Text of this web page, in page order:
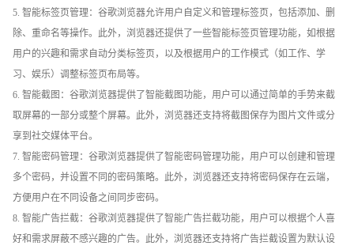
5. 智能标签页管理：谷歌浏览器允许用户自定义和管理标签页，包括添加、删
除、重命名等操作。此外，浏览器还提供了一些智能标签页管理功能，如根据
用户的兴趣和需求自动分类标签页，以及根据用户的工作模式（如工作、学
习、娱乐）调整标签页布局等。
6. 智能截图：谷歌浏览器提供了智能截图功能，用户可以通过简单的手势来截
取屏幕的一部分或整个屏幕。此外，浏览器还支持将截图保存为图片文件或分
享到社交媒体平台。
7. 智能密码管理：谷歌浏览器提供了智能密码管理功能，用户可以创建和管理
多个密码，并设置不同的密码策略。此外，浏览器还支持将密码保存在云端，
方便用户在不同设备之间同步密码。
8. 智能广告拦截：谷歌浏览器提供了智能广告拦截功能，用户可以根据个人喜
好和需求屏蔽不感兴趣的广告。此外，浏览器还支持将广告拦截设置为默认设